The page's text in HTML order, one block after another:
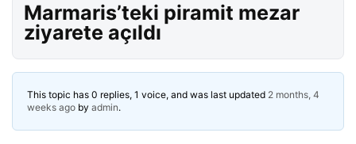
Marmaris’teki piramit mezar
ziyarete açıldı
This topic has 0 replies, 1 voice, and was last updated 2 months, 4
weeks ago by admin.